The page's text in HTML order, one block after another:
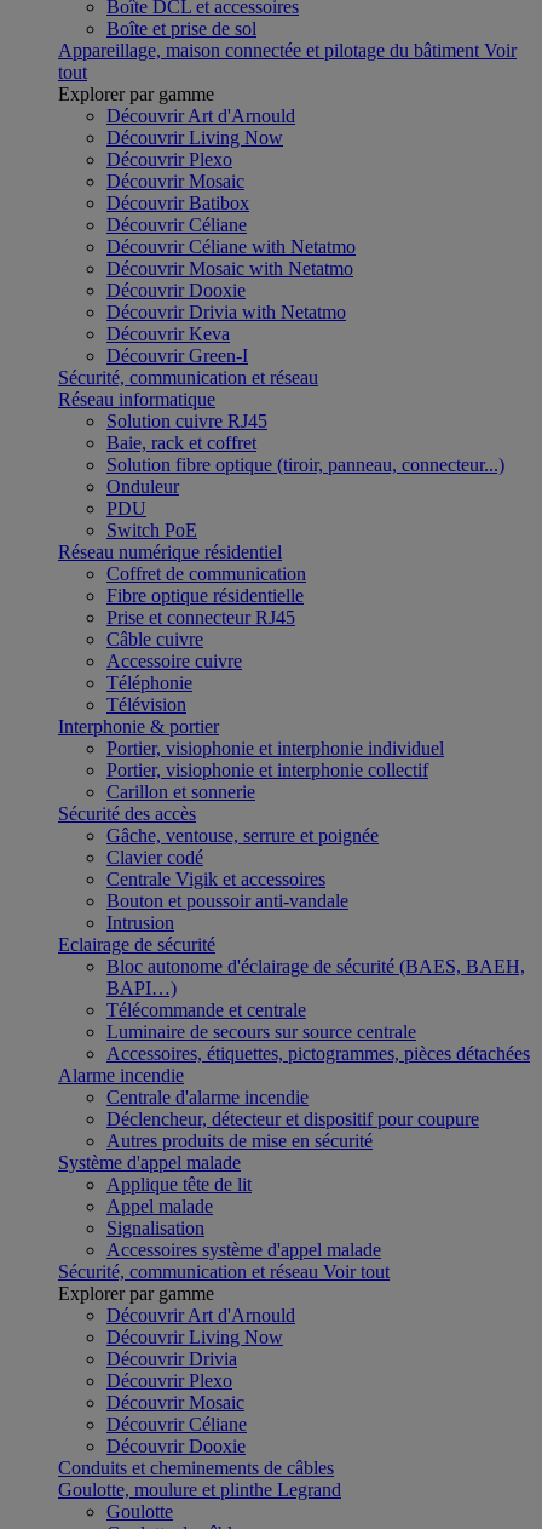
Boîte DCL et accessoires
Boîte et prise de sol
Appareillage, maison connectée et pilotage du bâtiment Voir
tout
Explorer par gamme
Découvrir Art d'Arnould
Découvrir Living Now
Découvrir Plexo
Découvrir Mosaic
Découvrir Batibox
Découvrir Céliane
Découvrir Céliane with Netatmo
Découvrir Mosaic with Netatmo
Découvrir Dooxie
Découvrir Drivia with Netatmo
Découvrir Keva
Découvrir Green-I
Sécurité, communication et réseau
Réseau informatique
Solution cuivre RJ45
Baie, rack et coffret
Solution fibre optique (tiroir, panneau, connecteur...)
Onduleur
PDU
Switch PoE
Réseau numérique résidentiel
Coffret de communication
Fibre optique résidentielle
Prise et connecteur RJ45
Câble cuivre
Accessoire cuivre
Téléphonie
Télévision
Interphonie & portier
Portier, visiophonie et interphonie individuel
Portier, visiophonie et interphonie collectif
Carillon et sonnerie
Sécurité des accès
Gâche, ventouse, serrure et poignée
Clavier codé
Centrale Vigik et accessoires
Bouton et poussoir anti-vandale
Intrusion
Eclairage de sécurité
Bloc autonome d'éclairage de sécurité (BAES, BAEH,
BAPI…)
Télécommande et centrale
Luminaire de secours sur source centrale
Accessoires, étiquettes, pictogrammes, pièces détachées
Alarme incendie
Centrale d'alarme incendie
Déclencheur, détecteur et dispositif pour coupure
Autres produits de mise en sécurité
Système d'appel malade
Applique tête de lit
Appel malade
Signalisation
Accessoires système d'appel malade
Sécurité, communication et réseau Voir tout
Explorer par gamme
Découvrir Art d'Arnould
Découvrir Living Now
Découvrir Drivia
Découvrir Plexo
Découvrir Mosaic
Découvrir Céliane
Découvrir Dooxie
Conduits et cheminements de câbles
Goulotte, moulure et plinthe Legrand
Goulotte